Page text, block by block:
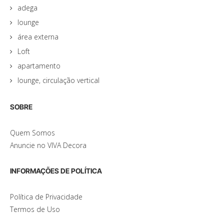
adega
lounge
área externa
Loft
apartamento
lounge, circulação vertical
SOBRE
Quem Somos
Anuncie no VIVA Decora
INFORMAÇÕES DE POLÍTICA
Política de Privacidade
Termos de Uso